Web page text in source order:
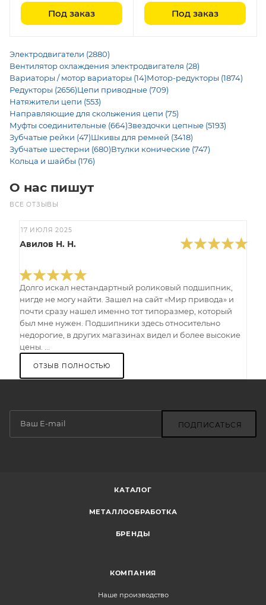
Под заказ Под заказ
Электродвигатели (2880)
Вентилятор охлаждения электродвигателя (28)
Вариаторы / мотор вариаторы (14)Мотор-редукторы (1874)
Редукторы (2656)Цепи приводные (709)
Натяжители цепи (553)
Направляющие для скольжения цепи (75)
Муфты соединительные (664)Звездочки цепные (5193)
Зубчатые рейки (47)Шкивы для ремней (3418)
Зубчатые шестерни (680)Втулки конические (747)
Кольца и шайбы (176)
О нас пишут
ВСЕ ОТЗЫВЫ
17 ИЮЛЯ 2025
Авилов Н. Н.
Долго искал нестандартный роликовый подшипник,
нигде не могу найти. Зашел на сайт «Мир привода» и
почти сразу нашел именно тот типоразмер, который
был мне нужен. Подшипники здесь относительно
недорогие, в других магазинах видел и более высокие
цены. ...
ОТЗЫВ ПОЛНОСТЬЮ
ПОДПИСАТЬСЯ
КАТАЛОГ
МЕТАЛЛООБРАБОТКА
БРЕНДЫ
КОМПАНИЯ
Наше производство